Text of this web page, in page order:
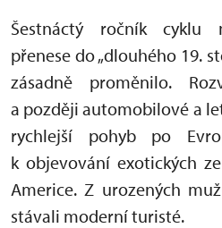
Šestnáctý ročník cyklu
přenese do „dlouhého 19.
zásadně proměnilo.
a později automobilové a
rychlejší pohyb po
k objevování exotických
Americe. Z urozených
stávali moderní turisté.